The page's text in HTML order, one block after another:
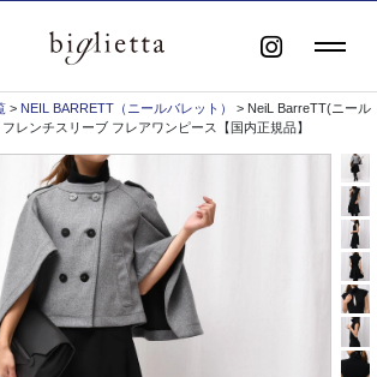
> NEIL BARRETT（ニールバレット）
> NeiL BarreTT(ニール
レンチスリーブ フレアワンピース【国内正規品】